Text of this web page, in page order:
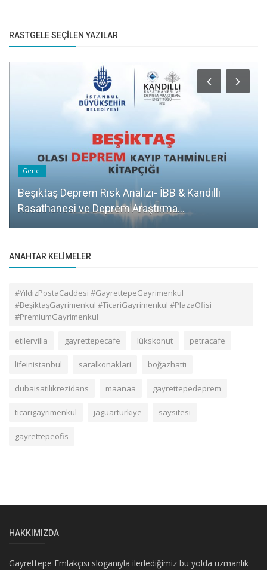
RASTGELE SEÇILEN YAZILAR
Genel
Beşiktaş Deprem Risk Analizi- İBB & Kandilli
Rasathanesi ve Deprem Araştırma...
ANAHTAR KELIMELER
#YıldızPostaCaddesi #GayrettepeGayrimenkul
#BeşiktaşGayrimenkul #TicariGayrimenkul #PlazaOfisi
#PremiumGayrimenkul
etilervilla gayrettepecafe lükskonut petracafe
lifeinistanbul saralkonaklari boğazhattı
dubaisatılıkrezidans maanaa gayrettepedeprem
ticarigayrimenkul jaguarturkiye saysitesi
gayrettepeofis
HAKKIMIZDA
Gayrettepe Emlakçısı sloganıyla ilerlediğimiz bu yolda uzmanlık